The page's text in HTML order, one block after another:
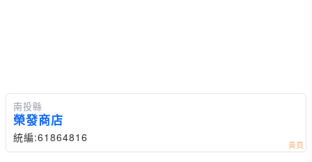
南投縣
榮發商店
統編:61864816